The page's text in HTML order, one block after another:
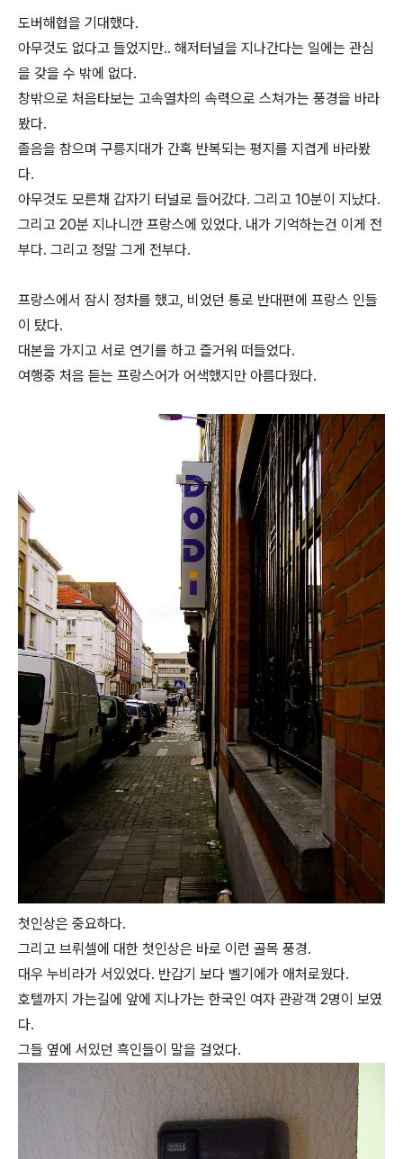
도버해협을 기대했다.
아무것도 없다고 들었지만.. 해저터널을 지나간다는 일에는 관심
을 갖을 수 밖에 없다.
창밖으로 처음타보는 고속열차의 속력으로 스쳐가는 풍경을 바라
봤다.
졸음을 참으며 구릉지대가 간혹 반복되는 평지를 지겹게 바라봤
다.
아무것도 모른채 갑자기 터널로 들어갔다. 그리고 10분이 지났다.
그리고 20분 지나니깐 프랑스에 있었다. 내가 기억하는건 이게 전
부다. 그리고 정말 그게 전부다.
프랑스에서 잠시 정차를 했고, 비었던 통로 반대편에 프랑스 인들
이 탔다.
대본을 가지고 서로 연기를 하고 즐거워 떠들었다.
여행중 처음 듣는 프랑스어가 어색했지만 아름다웠다.
첫인상은 중요하다.
그리고 브뤼셀에 대한 첫인상은 바로 이런 골목 풍경.
대우 누비라가 서있었다. 반갑기 보다 벨기에가 애처로웠다.
호텔까지 가는길에 앞에 지나가는 한국인 여자 관광객 2명이 보였
다.
그들 옆에 서있던 흑인들이 말을 걸었다.